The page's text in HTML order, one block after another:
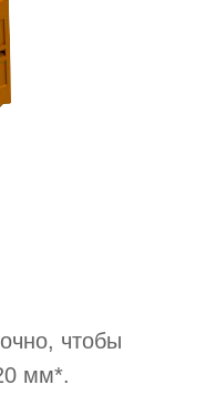
чтобы
мм*.